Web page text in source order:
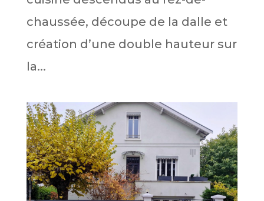
chaussée, découpe de la dalle et
création d’une double hauteur sur
la...